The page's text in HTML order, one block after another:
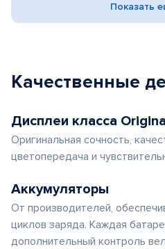
Показать
Качественные
Дисплеи класса
Оригинальная сочность,
цветопередача и
Аккумуляторы
От производителей,
циклов заряда. Каждая
дополнительный контроль